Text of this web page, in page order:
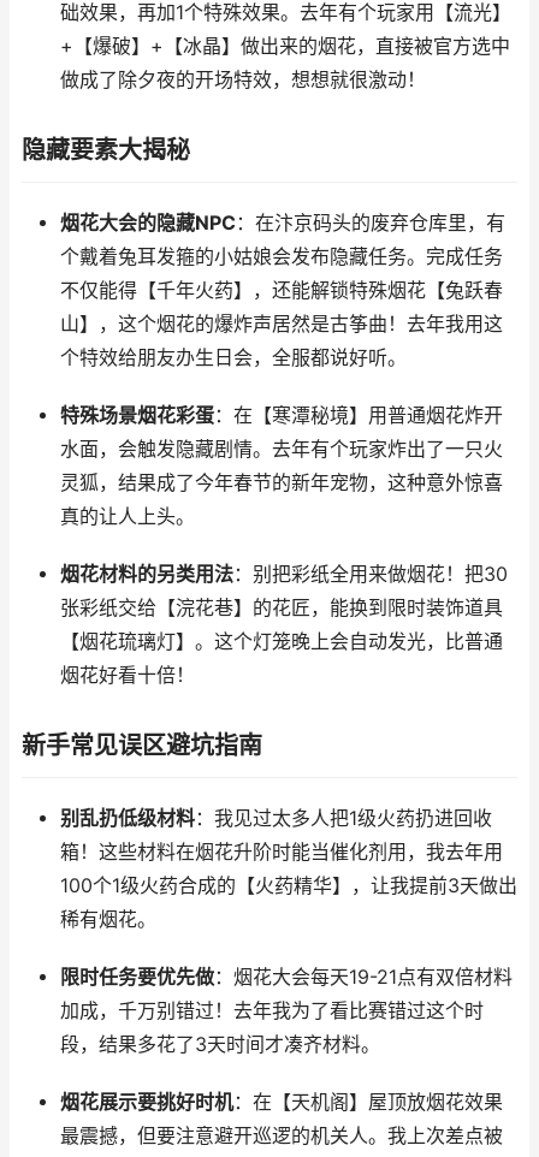
础效果，再加1个特殊效果。去年有个玩家用【流光】
+【爆破】+【冰晶】做出来的烟花，直接被官方选中
做成了除夕夜的开场特效，想想就很激动！
隐藏要素大揭秘
烟花大会的隐藏NPC：在汴京码头的废弃仓库里，有
个戴着兔耳发箍的小姑娘会发布隐藏任务。完成任务
不仅能得【千年火药】，还能解锁特殊烟花【兔跃春
山】，这个烟花的爆炸声居然是古筝曲！去年我用这
个特效给朋友办生日会，全服都说好听。
特殊场景烟花彩蛋：在【寒潭秘境】用普通烟花炸开
水面，会触发隐藏剧情。去年有个玩家炸出了一只火
灵狐，结果成了今年春节的新年宠物，这种意外惊喜
真的让人上头。
烟花材料的另类用法：别把彩纸全用来做烟花！把30
张彩纸交给【浣花巷】的花匠，能换到限时装饰道具
【烟花琉璃灯】。这个灯笼晚上会自动发光，比普通
烟花好看十倍！
新手常见误区避坑指南
别乱扔低级材料：我见过太多人把1级火药扔进回收
箱！这些材料在烟花升阶时能当催化剂用，我去年用
100个1级火药合成的【火药精华】，让我提前3天做出
稀有烟花。
限时任务要优先做：烟花大会每天19-21点有双倍材料
加成，千万别错过！去年我为了看比赛错过这个时
段，结果多花了3天时间才凑齐材料。
烟花展示要挑好时机：在【天机阁】屋顶放烟花效果
最震撼，但要注意避开巡逻的机关人。我上次差点被